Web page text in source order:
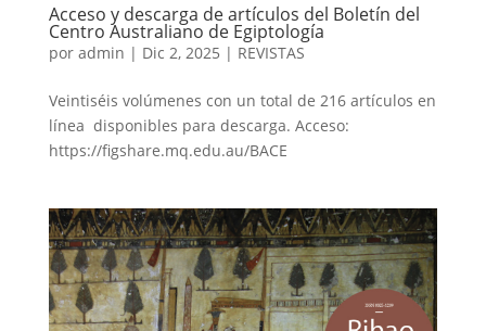
Acceso y descarga de artículos del Boletín del
Centro Australiano de Egiptología
por admin | Dic 2, 2025 | REVISTAS
Veintiséis volúmenes con un total de 216 artículos en
línea disponibles para descarga. Acceso:
https://figshare.mq.edu.au/BACE